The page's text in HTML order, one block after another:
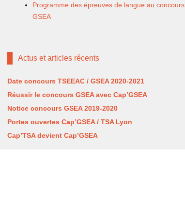
Programme des épreuves de langue au concours
GSEA
Actus et articles récents
Date concours TSEEAC / GSEA 2020-2021
Réussir le concours GSEA avec Cap’GSEA
Notice concours GSEA 2019-2020
Portes ouvertes Cap’GSEA / TSA Lyon
Cap’TSA devient Cap’GSEA